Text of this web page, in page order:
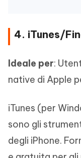
4. iTunes/
Ideale per:
native di Apple
iTunes (per
sono gli
degli iPhone.